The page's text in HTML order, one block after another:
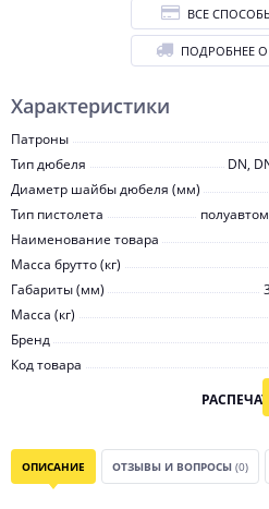
Характеристики
Патроны
Тип дюбеля
DN,
Диаметр шайбы дюбеля (мм)
Тип пистолета
Наименование товара
Масса брутто (кг)
Габариты (мм)
Масса (кг)
Бренд
Код товара
ВСЕ
ПОДРОБНЕЕ О
ОПИСАНИЕ ОТЗЫВЫ И ВОПРОСЫ (0)